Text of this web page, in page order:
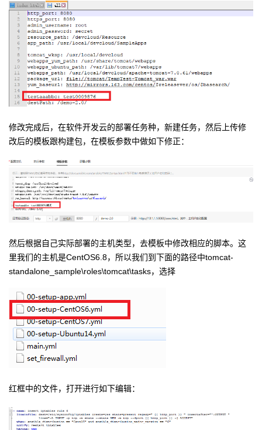
修改完成后，在软件开发云的部署任务种，新建任务，然后上传修
改后的模板跟构建包，在模板参数中做如下修正：
然后根据自己实际部署的主机类型，去模板中修改相应的脚本。这
里我们的主机是CentOS6.8，所以我们到下面的路径中tomcat-
standalone_sample\roles\tomcat\tasks，选择
红框中的文件，打开进行如下编辑：